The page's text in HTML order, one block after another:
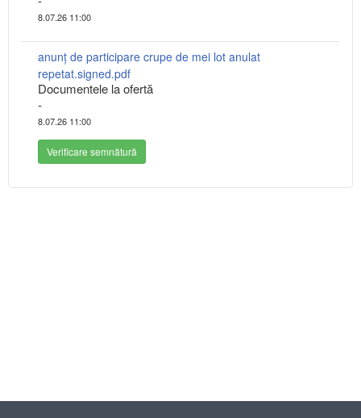
8.07.26 11:00
anunț de participare crupe de mei lot anulat
repetat.signed.pdf
Documentele la ofertă
-
8.07.26 11:00
Verificare semnătură